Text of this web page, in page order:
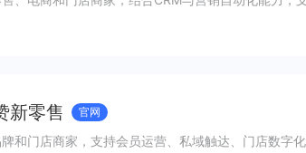
新零售 官网
和门店商家，支持会员运营、私域触达、门店数字